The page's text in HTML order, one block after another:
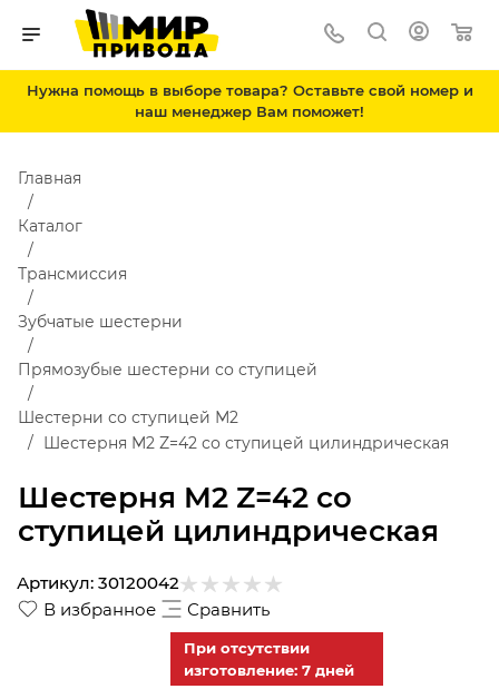
Нужна помощь в выборе товара? Оставьте свой номер и
наш менеджер Вам поможет!
Шестерня M2 Z=42 со
ступицей цилиндрическая
Главная
Каталог
Трансмиссия
Зубчатые шестерни
Прямозубые шестерни со ступицей
Шестерни со ступицей М2
Шестерня M2 Z=42 со ступицей цилиндрическая
В избранное Сравнить
Артикул: 30120042
При отсутствии
изготовление: 7 дней